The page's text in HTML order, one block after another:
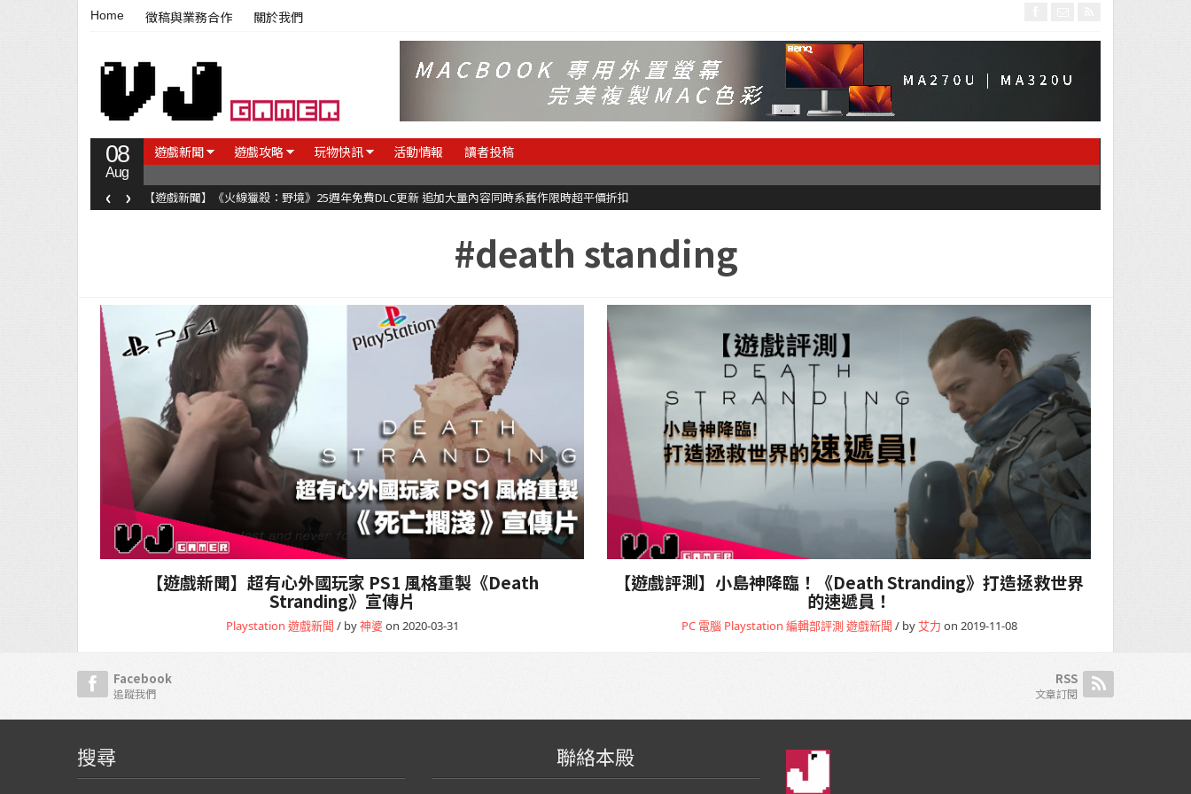
Home 徵稿與業務合作 關於我們
08
Aug
遊戲新聞 遊戲攻略 玩物快訊 活動情報 讀者投稿
【遊戲新聞】《火線獵殺：野境》25週年免費DLC更新 追加大量內容同時系舊作限時超平價折扣
‹ ›
#death standing
【遊戲新聞】超有心外國玩家 PS1 風格重製《Death
Stranding》宣傳片
Playstation 遊戲新聞 / by神婆on 2020-03-31
【遊戲評測】小島神降臨！《Death Stranding》打造拯救世界
的速遞員！
PC 電腦 Playstation 編輯部評測 遊戲新聞 / by艾力 on 2019-11-08
Facebook
追蹤我們
RSS
文章訂閱
搜尋 聯絡本殿